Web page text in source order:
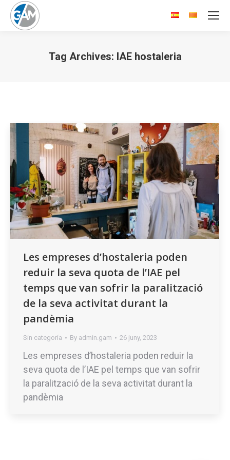
Tag Archives: IAE hostaleria
Les empreses d’hostaleria poden
reduir la seva quota de l’IAE pel
temps que van sofrir la paralització
de la seva activitat durant la
pandèmia
Sin categoría By admin.gam 26 juny, 2023
Les empreses d’hostaleria poden reduir la
seva quota de l’IAE pel temps que van sofrir
la paralització de la seva activitat durant la
pandèmia